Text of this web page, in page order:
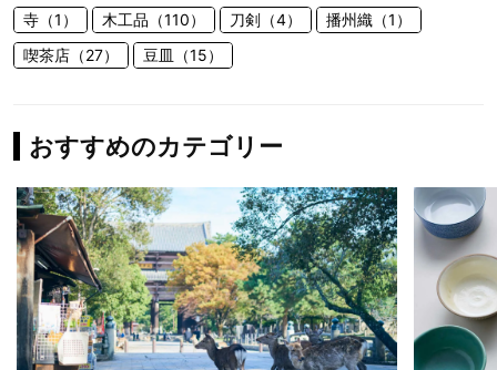
寺（1）
木工品（110） 刀剣（4）
播州織（1）
喫茶店（27）
豆皿（15）
おすすめのカテゴリー